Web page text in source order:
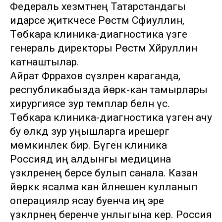
Федераль хезмәтнең Татарстандагы
идарәсе җитәкчесе Рөстәм Сәфиуллин,
Төбәкара клиника-диагностика үзәге
генераль директоры Рөстәм Хәйруллин
катнаштылар.
Айрат Фәррахов сүзләренә караганда,
республикабызда йөрәк-кан тамырлары
хирургиясе зур темплар белән үсә.
Төбәкара клиника-диагностика үзәген ачу
бу өлкәдә зур уңышларга ирешергә
мөмкинлек бирә. Бүген клиника
Россиядә иң алдынгы медицина
үзәкләренең берсе булып санала. Казан
йөрәккә ясалма кан әйләнешен кулланып
операцияләр ясау буенча иң эре
үзәкләрнең беренче унлыгына керә. Россия